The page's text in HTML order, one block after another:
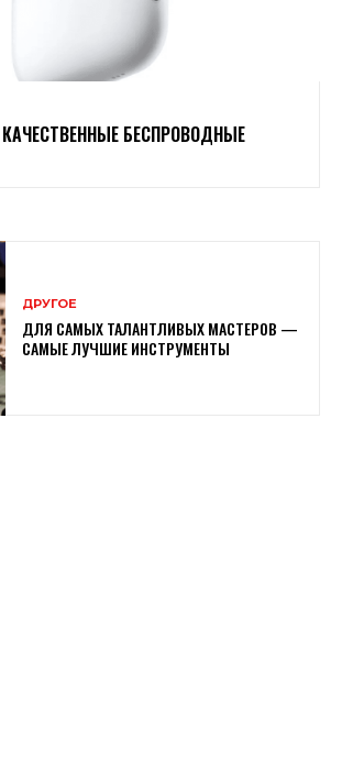
БЕСПРОВОДНЫЕ
ДРУГОЕ
ДЛЯ САМЫХ ТАЛАНТЛИВЫХ МАСТЕРОВ —
САМЫЕ ЛУЧШИЕ ИНСТРУМЕНТЫ